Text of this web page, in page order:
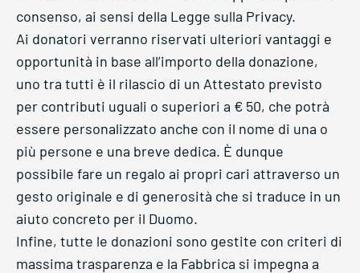
consenso, ai sensi della Legge sulla Privacy.
Ai donatori verranno riservati ulteriori vantaggi e
opportunità in base all’importo della donazione,
uno tra tutti è il rilascio di un Attestato previsto
per contributi uguali o superiori a € 50, che potrà
essere personalizzato anche con il nome di una o
più persone e una breve dedica. È dunque
possibile fare un regalo ai propri cari attraverso un
gesto originale e di generosità che si traduce in un
aiuto concreto per il Duomo.
Infine, tutte le donazioni sono gestite con criteri di
massima trasparenza e la Fabbrica si impegna a